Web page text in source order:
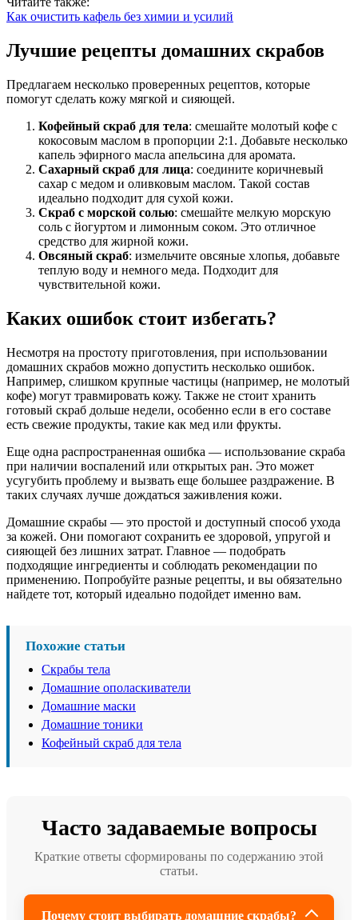
Как очистить кафель без химии и усилий
Лучшие рецепты домашних скрабов
Предлагаем несколько проверенных рецептов, которые
помогут сделать кожу мягкой и сияющей.
Кофейный скраб для тела: смешайте молотый кофе с
кокосовым маслом в пропорции 2:1. Добавьте несколько
капель эфирного масла апельсина для аромата.
Сахарный скраб для лица: соедините коричневый
сахар с медом и оливковым маслом. Такой состав
идеально подходит для сухой кожи.
Скраб с морской солью: смешайте мелкую морскую
соль с йогуртом и лимонным соком. Это отличное
средство для жирной кожи.
Овсяный скраб: измельчите овсяные хлопья, добавьте
теплую воду и немного меда. Подходит для
чувствительной кожи.
Каких ошибок стоит избегать?
Несмотря на простоту приготовления, при использовании
домашних скрабов можно допустить несколько ошибок.
Например, слишком крупные частицы (например, не молотый
кофе) могут травмировать кожу. Также не стоит хранить
готовый скраб дольше недели, особенно если в его составе
есть свежие продукты, такие как мед или фрукты.
Еще одна распространенная ошибка — использование скраба
при наличии воспалений или открытых ран. Это может
усугубить проблему и вызвать еще большее раздражение. В
таких случаях лучше дождаться заживления кожи.
Домашние скрабы — это простой и доступный способ ухода
за кожей. Они помогают сохранить ее здоровой, упругой и
сияющей без лишних затрат. Главное — подобрать
подходящие ингредиенты и соблюдать рекомендации по
применению. Попробуйте разные рецепты, и вы обязательно
найдете тот, который идеально подойдет именно вам.
Похожие статьи
Скрабы тела
Домашние ополаскиватели
Домашние маски
Домашние тоники
Кофейный скраб для тела
Часто задаваемые вопросы
Краткие ответы сформированы по содержанию этой
статьи.
Почему стоит выбирать домашние скрабы?